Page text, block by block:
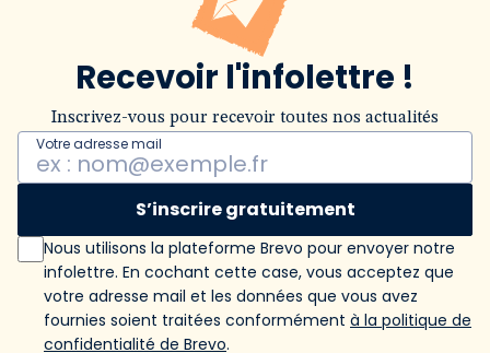
Recevoir l'infolettre !
Inscrivez-vous pour recevoir toutes nos actualités
Votre adresse mail
S’inscrire gratuitement
Nous utilisons la plateforme Brevo pour envoyer notre
infolettre. En cochant cette case, vous acceptez que
votre adresse mail et les données que vous avez
fournies soient traitées conformément à la politique de
confidentialité de Brevo.